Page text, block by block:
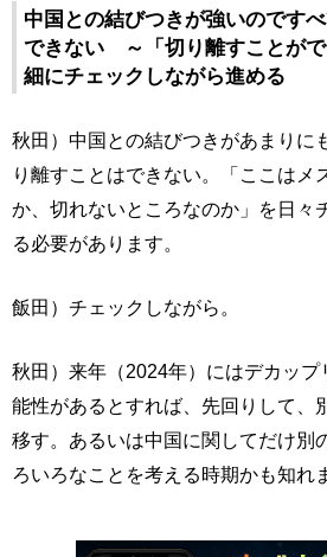
中国との結びつきが強いのです
できない ～「切り離すことが
細にチェックしながら進める
秋田）中国との結びつきがあまりに
り離すことはできない。「ここはメ
か、切れないところなのか」を日々
る必要があります。
飯田）チェックしながら。
秋田）来年（2024年）にはデカッ
能性があるとすれば、先回りして、
移す。あるいは中国に関してだけ別
ろいろなことを考える時期かも知れ